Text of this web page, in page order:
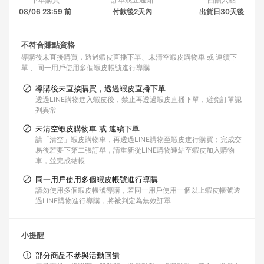
08/06 23:59 前
付款後2天內
出貨日30天後
不符合賺點資格
導購後未直接購買，透過蝦皮直播下單
未清空蝦皮購物車 或 連續下
單
同一用戶使用多個蝦皮帳號進行導購
導購後未直接購買，透過蝦皮直播下單
透過LINE購物進入蝦皮後，禁止再透過蝦皮直播下單，避免訂單認
列異常
未清空蝦皮購物車 或 連續下單
請「清空」蝦皮購物車，再透過LINE購物至蝦皮進行購買；完成交
易後若要下第二張訂單，請重新從LINE購物連結至蝦皮加入購物
車，並完成結帳
同一用戶使用多個蝦皮帳號進行導購
請勿使用多個蝦皮帳號導購，若同一用戶使用一個以上蝦皮帳號透
過LINE購物進行導購，將被判定為無效訂單
小提醒
部分商品不參與活動回饋